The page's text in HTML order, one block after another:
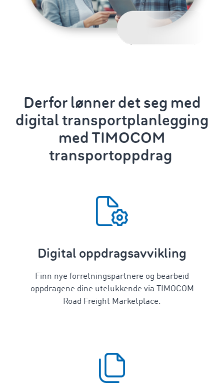
Derfor lønner det seg med
digitaltransportplanlegging
med TIMOCOM
transportoppdrag
Digital oppdragsavvikling
Finn nye forretningspartnere og bearbeid
oppdragene dine utelukkende via TIMOCOM
Road Freight Marketplace.